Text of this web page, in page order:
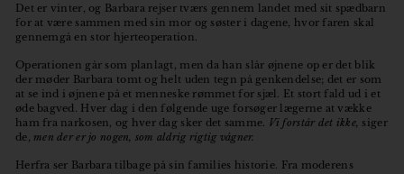
Det er vinter, og Barbara rejser tværs gennem landet med sit spædbarn
for at være sammen med sin mor og søster i dagene, hvor faren skal
gennemgå en stor hjerteoperation.
Operationen går som planlagt, men da han slår øjnene op er det blik
der møder Barbara tomt og helt uden tegn på genkendelse; det er som
at se ind i øjnene på et menneske rømmet for sjæl. Et stort fald ud i et
øde bagved. Hver dag i den følgende uge forsøger lægerne at vække
ham fra narkosen, og hver dag sker det samme. Vi forstår det ikke, siger
de, men der er jo nogen, som aldrig rigtig vågner.
Herfra ser Barbara tilbage på sin families historie. Fra moderens